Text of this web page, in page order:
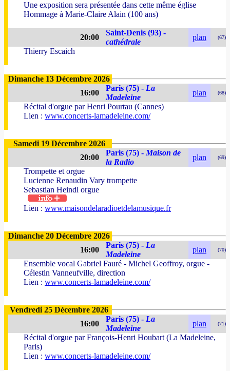
Une exposition sera présentée dans cette même église
Hommage à Marie-Claire Alain (100 ans)
20:00
Saint-Denis (93) -
cathédrale
plan (67)
Thierry Escaich
Dimanche 13 Décembre 2026
16:00
Paris (75) - La
Madeleine
plan (68)
Récital d'orgue par Henri Pourtau (Cannes)
Lien : www.concerts-lamadeleine.com/
Samedi 19 Décembre 2026
20:00
Paris (75) - Maison de
la Radio
plan (69)
Trompette et orgue
Lucienne Renaudin Vary trompette
Sebastian Heindl orgue
Lien : www.maisondelaradioetdelamusique.fr
Dimanche 20 Décembre 2026
16:00
Paris (75) - La
Madeleine
plan (70)
Ensemble vocal Gabriel Fauré - Michel Geoffroy, orgue -
Célestin Vanneufville, direction
Lien : www.concerts-lamadeleine.com/
Vendredi 25 Décembre 2026
16:00
Paris (75) - La
Madeleine
plan (71)
Récital d'orgue par François-Henri Houbart (La Madeleine,
Paris)
Lien : www.concerts-lamadeleine.com/